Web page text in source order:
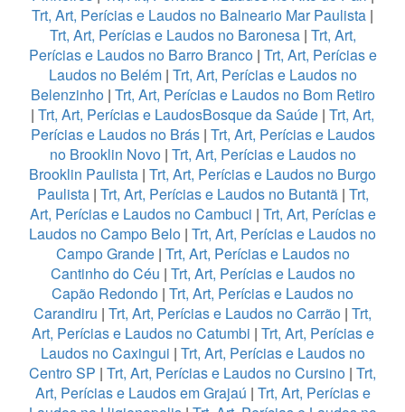
Trt, Art, Perícias e Laudos no Balneario Mar Paulista |
Trt, Art, Perícias e Laudos no Baronesa| Trt, Art,
Perícias e Laudos no Barro Branco| Trt, Art, Perícias e
Laudos no Belém| Trt, Art, Perícias e Laudos no
Belenzinho| Trt, Art, Perícias e Laudos no Bom Retiro
| Trt, Art, Perícias e LaudosBosque da Saúde | Trt, Art,
Perícias e Laudos no Brás| Trt, Art, Perícias e Laudos
no Brooklin Novo| Trt, Art, Perícias e Laudos no
Brooklin Paulista | Trt, Art, Perícias e Laudos no Burgo
Paulista| Trt, Art, Perícias e Laudos no Butantã| Trt,
Art, Perícias e Laudos no Cambuci | Trt, Art, Perícias e
Laudos no Campo Belo | Trt, Art, Perícias e Laudos no
Campo Grande| Trt, Art, Perícias e Laudos no
Cantinho do Céu | Trt, Art, Perícias e Laudos no
Capão Redondo | Trt, Art, Perícias e Laudos no
Carandiru | Trt, Art, Perícias e Laudos no Carrão | Trt,
Art, Perícias e Laudos no Catumbi | Trt, Art, Perícias e
Laudos no Caxingui | Trt, Art, Perícias e Laudos no
Centro SP | Trt, Art, Perícias e Laudos no Cursino | Trt,
Art, Perícias e Laudos em Grajaú | Trt, Art, Perícias e